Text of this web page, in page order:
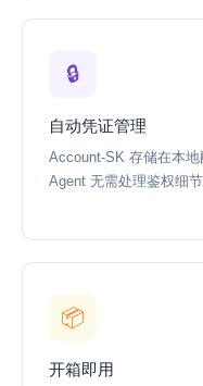
🔒
自动凭证管理
Account-SK 存储在本地
Agent 无需处理鉴权细节
📦
开箱即用